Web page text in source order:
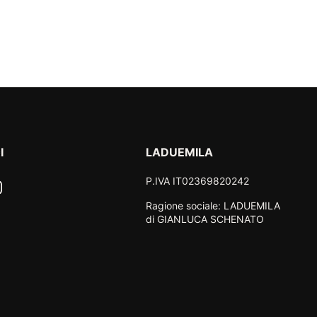
LADUEMILA
P.IVA IT02369820242
Ragione sociale: LADUEMILA
di GIANLUCA SCHENATO